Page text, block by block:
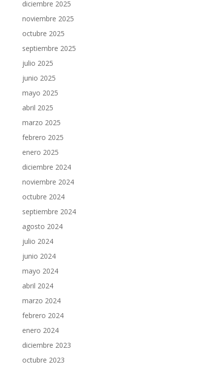
diciembre 2025
noviembre 2025
octubre 2025
septiembre 2025
julio 2025
junio 2025
mayo 2025
abril 2025
marzo 2025
febrero 2025
enero 2025
diciembre 2024
noviembre 2024
octubre 2024
septiembre 2024
agosto 2024
julio 2024
junio 2024
mayo 2024
abril 2024
marzo 2024
febrero 2024
enero 2024
diciembre 2023
octubre 2023